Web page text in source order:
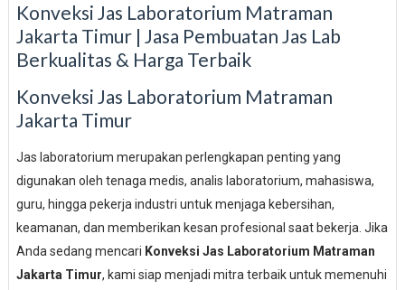
Konveksi Jas Laboratorium Matraman
Jakarta Timur | Jasa Pembuatan Jas Lab
Berkualitas & Harga Terbaik
Konveksi Jas Laboratorium Matraman
Jakarta Timur
Jas laboratorium merupakan perlengkapan penting yang
digunakan oleh tenaga medis, analis laboratorium, mahasiswa,
guru, hingga pekerja industri untuk menjaga kebersihan,
keamanan, dan memberikan kesan profesional saat bekerja. Jika
Anda sedang mencari Konveksi Jas Laboratorium Matraman
Jakarta Timur, kami siap menjadi mitra terbaik untuk memenuhi